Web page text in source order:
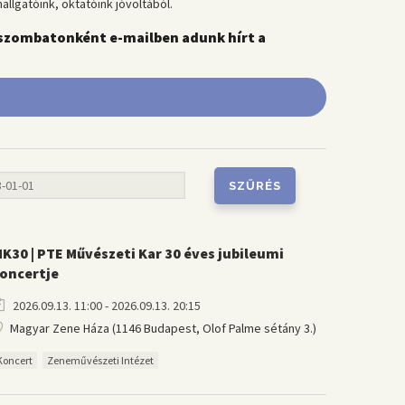
oktatóink jóvoltából.
e-mailben adunk hírt a
| PTE Művészeti Kar 30 éves jubileumi
2026.09.13. 11:00 - 2026.09.13. 20:15
Magyar Zene Háza (1146 Budapest, Olof Palme sétány 3.)
Zeneművészeti Intézet